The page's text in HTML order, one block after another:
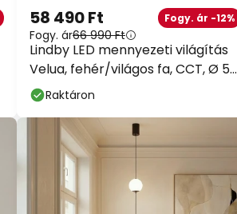
Lindby LED mennyezeti világítás
Velua, fehér/világos fa, CCT, Ø 50
cm
58 490 Ft Fogy. ár -12%
Fogy. ár66 990 Ft
Raktáron